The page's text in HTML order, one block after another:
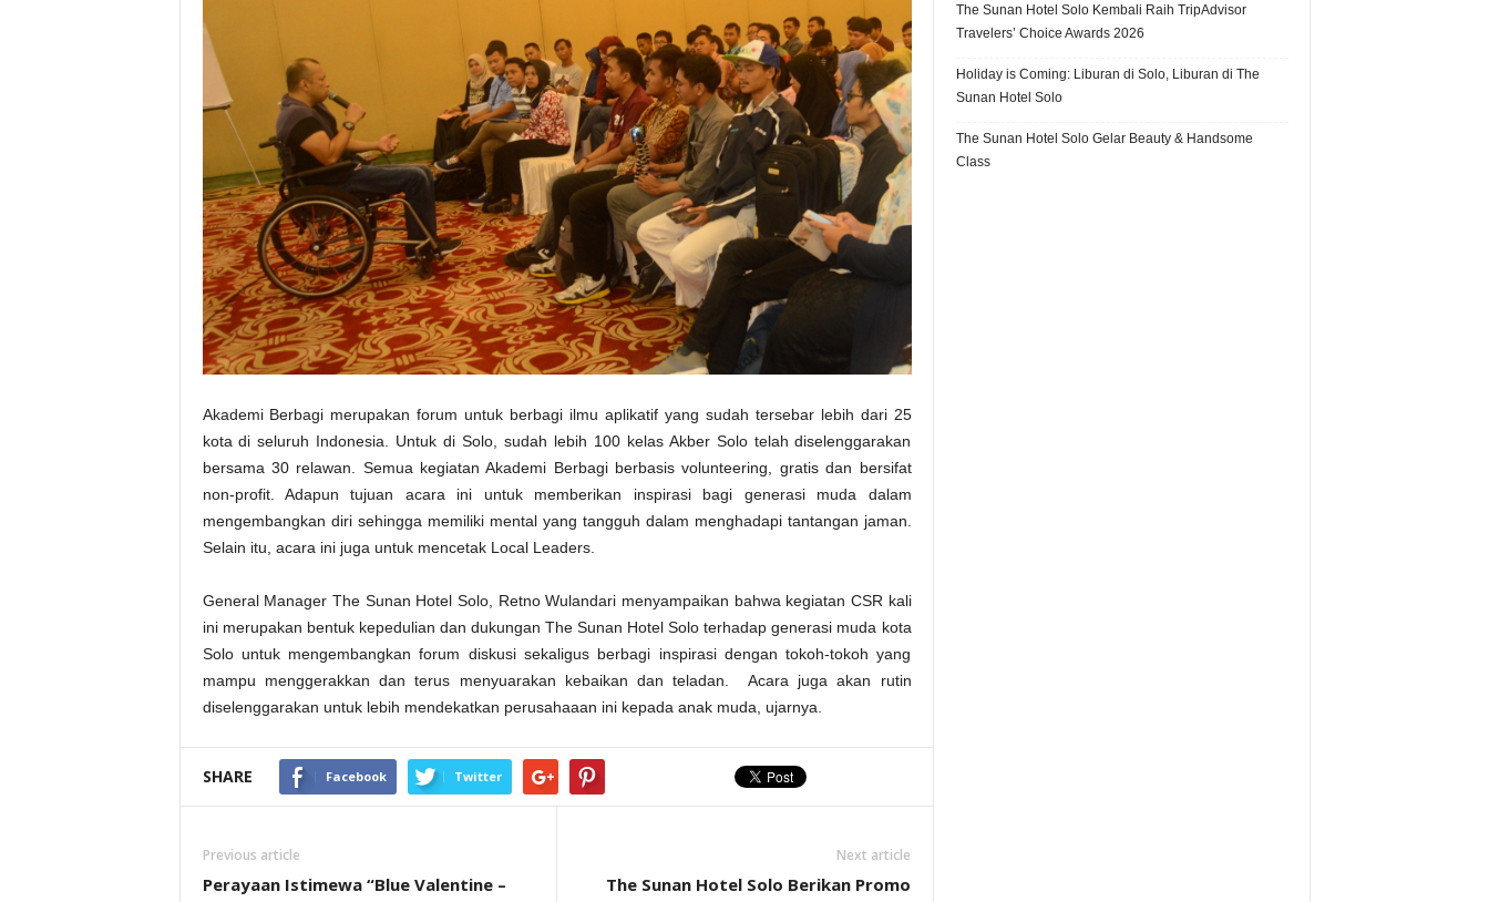
Akademi Berbagi merupakan forum untuk berbagi ilmu aplikatif yang sudah tersebar lebih dari 25
kota di seluruh Indonesia. Untuk di Solo, sudah lebih 100 kelas Akber Solo telah diselenggarakan
bersama 30 relawan. Semua kegiatan Akademi Berbagi berbasis volunteering, gratis dan bersifat
non-profit. Adapun tujuan acara ini untuk memberikan inspirasi bagi generasi muda dalam
mengembangkan diri sehingga memiliki mental yang tangguh dalam menghadapi tantangan jaman.
Selain itu, acara ini juga untuk mencetak Local Leaders.
General Manager The Sunan Hotel Solo, Retno Wulandari menyampaikan bahwa kegiatan CSR kali
ini merupakan bentuk kepedulian dan dukungan The Sunan Hotel Solo terhadap generasi muda kota
Solo untuk mengembangkan forum diskusi sekaligus berbagi inspirasi dengan tokoh-tokoh yang
mampu menggerakkan dan terus menyuarakan kebaikan dan teladan. Acara juga akan rutin
diselenggarakan untuk lebih mendekatkan perusahaaan ini kepada anak muda, ujarnya.
SHARE Facebook Twitter
Previous article
Perayaan Istimewa “Blue Valentine –
Next article
The Sunan Hotel Solo Berikan Promo
The Sunan Hotel Solo Kembali Raih TripAdvisor
Travelers’ Choice Awards 2026
Holiday is Coming: Liburan di Solo, Liburan di The
Sunan Hotel Solo
The Sunan Hotel Solo Gelar Beauty & Handsome
Class